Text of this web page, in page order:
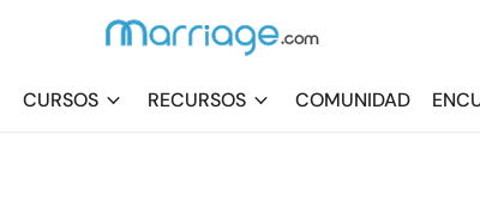
CURSOS RECURSOS COMUNIDAD